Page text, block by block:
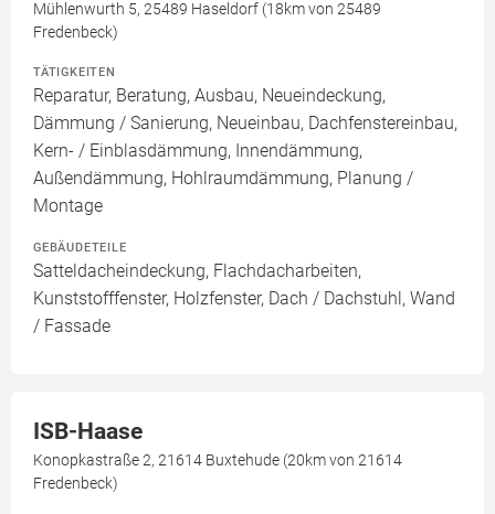
Mühlenwurth 5, 25489 Haseldorf (18km von 25489
Fredenbeck)
TÄTIGKEITEN
Reparatur, Beratung, Ausbau, Neueindeckung,
Dämmung / Sanierung, Neueinbau, Dachfenstereinbau,
Kern- / Einblasdämmung, Innendämmung,
Außendämmung, Hohlraumdämmung, Planung /
Montage
GEBÄUDETEILE
Satteldacheindeckung, Flachdacharbeiten,
Kunststofffenster, Holzfenster, Dach / Dachstuhl, Wand
/ Fassade
ISB-Haase
Konopkastraße 2, 21614 Buxtehude (20km von 21614
Fredenbeck)